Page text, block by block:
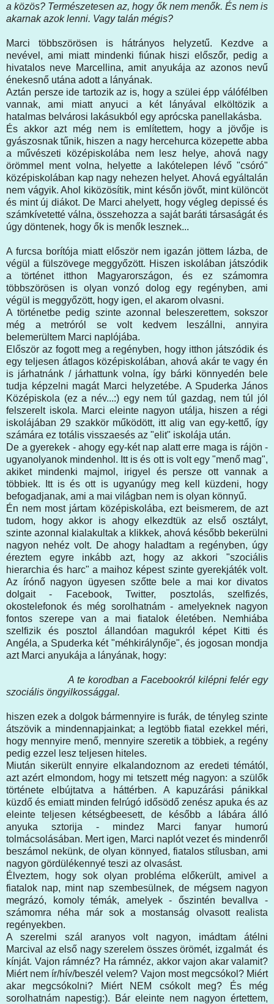
a közös? Természetesen az, hogy ők nem menők. És nem is
akarnak azok lenni. Vagy talán mégis?
Marci többszörösen is hátrányos helyzetű. Kezdve a
nevével, ami miatt mindenki fiúnak hiszi előszőr, pedig a
hivatalos neve Marcellina, amit anyukája az azonos nevű
énekesnő utána adott a lányának.
Aztán persze ide tartozik az is, hogy a szülei épp válófélben
vannak, ami miatt anyuci a két lányával elköltözik a
hatalmas belvárosi lakásukból egy aprócska panellakásba.
És akkor azt még nem is említettem, hogy a jövője is
gyászosnak tűnik, hiszen a nagy hercehurca közepette abba
a művészeti középiskolába nem lesz helye, ahová nagy
örömmel ment volna, helyette a lakótelepen lévő "csóró"
középiskolában kap nagy nehezen helyet. Ahová egyáltalán
nem vágyik. Ahol kiközösítik, mint későn jövőt, mint különcöt
és mint új diákot. De Marci ahelyett, hogy végleg depissé és
számkívetetté válna, összehozza a saját baráti társaságát és
úgy döntenek, hogy ők is menők lesznek...
A furcsa borítója miatt először nem igazán jöttem lázba, de
végül a fülszövege meggyőzött. Hiszen iskolában játszódik
a történet itthon Magyarországon, és ez számomra
többszörösen is olyan vonzó dolog egy regényben, ami
végül is meggyőzött, hogy igen, el akarom olvasni.
A történetbe pedig szinte azonnal beleszerettem, sokszor
még a metróról se volt kedvem leszállni, annyira
belemerültem Marci naplójába.
Először az fogott meg a regényben, hogy itthon játszódik és
egy teljesen átlagos középiskolában, ahová akár te vagy én
is járhatnánk / járhattunk volna, így bárki könnyedén bele
tudja képzelni magát Marci helyzetébe. A Spuderka János
Középiskola (ez a név...:) egy nem túl gazdag, nem túl jól
felszerelt iskola. Marci eleinte nagyon utálja, hiszen a régi
iskolájában 29 szakkör működött, itt alig van egy-kettő, így
számára ez totális visszaesés az "elit" iskolája után.
De a gyerekek - ahogy egy-két nap alatt erre maga is rájön -
ugyanolyanok mindenhol. Itt is és ott is volt egy "menő mag",
akiket mindenki majmol, irigyel és persze ott vannak a
többiek. Itt is és ott is ugyanúgy meg kell küzdeni, hogy
befogadjanak, ami a mai világban nem is olyan könnyű.
Én nem most jártam középiskolába, ezt beismerem, de azt
tudom, hogy akkor is ahogy elkezdtük az első osztályt,
szinte azonnal kialakultak a klikkek, ahová később bekerülni
nagyon nehéz volt. De ahogy haladtam a regényben, úgy
éreztem egyre inkább azt, hogy az akkori "szociális
hierarchia és harc" a maihoz képest szinte gyerekjáték volt.
Az írónő nagyon ügyesen szőtte bele a mai kor divatos
dolgait - Facebook, Twitter, posztolás, szelfizés,
okostelefonok és még sorolhatnám - amelyeknek nagyon
fontos szerepe van a mai fiatalok életében. Nemhiába
szelfizik és posztol állandóan magukról képet Kitti és
Angéla, a Spuderka két "méhkirálynője", és jogosan mondja
azt Marci anyukája a lányának, hogy:
A te korodban a Facebookról kilépni felér egy
szociális öngyilkossággal.
hiszen ezek a dolgok bármennyire is furák, de tényleg szinte
átszövik a mindennapjainkat; a legtöbb fiatal ezekkel méri,
hogy mennyire menő, mennyire szeretik a többiek, a regény
pedig ezzel lesz teljesen hiteles.
Miután sikerült ennyire elkalandoznom az eredeti témától,
azt azért elmondom, hogy mi tetszett még nagyon: a szülők
története elbújtatva a háttérben. A kapuzárási pánikkal
küzdő és emiatt minden felrúgó idősödő zenész apuka és az
eleinte teljesen kétségbeesett, de később a lábára álló
anyuka sztorija - mindez Marci fanyar humorú
tolmácsolásában. Mert igen, Marci naplót vezet és mindenről
beszámol nekünk, de olyan könnyed, fiatalos stílusban, ami
nagyon gördülékennyé teszi az olvasást.
Élveztem, hogy sok olyan probléma előkerült, amivel a
fiatalok nap, mint nap szembesülnek, de mégsem nagyon
megrázó, komoly témák, amelyek - őszintén bevallva -
számomra néha már sok a mostanság olvasott realista
regényekben.
A szerelmi szál aranyos volt nagyon, imádtam átélni
Marcival az első nagy szerelem összes örömét, izgalmát és
kínját. Vajon rámnéz? Ha rámnéz, akkor vajon akar valamit?
Miért nem ír/hív/beszél velem? Vajon most megcsókol? Miért
akar megcsókolni? Miért NEM csókolt meg? És még
sorolhatnám napestig:). Bár eleinte nem nagyon értettem,